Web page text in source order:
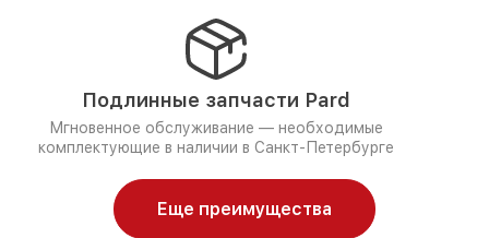
Подлинные запчасти Pard
Мгновенное обслуживание — необходимые
комплектующие в наличии в Санкт-Петербурге
Еще преимущества